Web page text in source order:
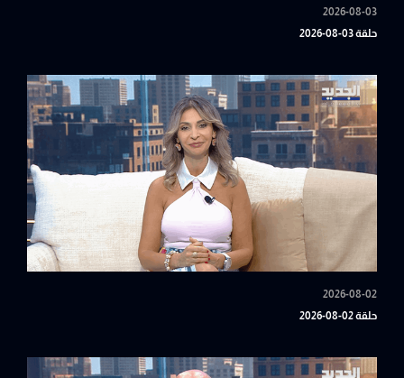
2026-08-03
حلقة 03-08-2026
2026-08-02
حلقة 02-08-2026